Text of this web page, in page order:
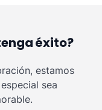
éxito?
estamos
sea